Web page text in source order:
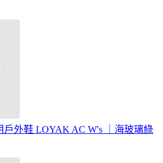
戶外鞋 LOYAK AC W's ｜海玻璃綠